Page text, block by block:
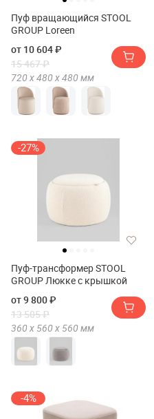
Пуф вращающийся STOOL
GROUP Loreen
от 10 604 ₽
15 467 ₽
720 х480 х480 мм
-27%
Пуф-трансформер STOOL
GROUP Люкке с крышкой
от 9 800 ₽
13 505 ₽
360 х 560 х 560 мм
-4%